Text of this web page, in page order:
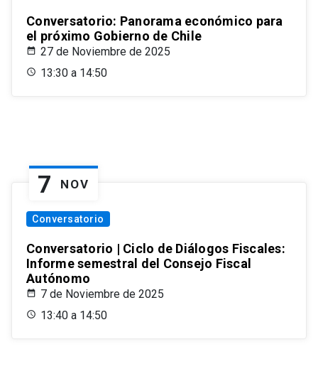
Conversatorio: Panorama económico para
el próximo Gobierno de Chile
27 de Noviembre de 2025
13:30 a 14:50
7 NOV
Conversatorio
Conversatorio | Ciclo de Diálogos Fiscales:
Informe semestral del Consejo Fiscal
Autónomo
7 de Noviembre de 2025
13:40 a 14:50